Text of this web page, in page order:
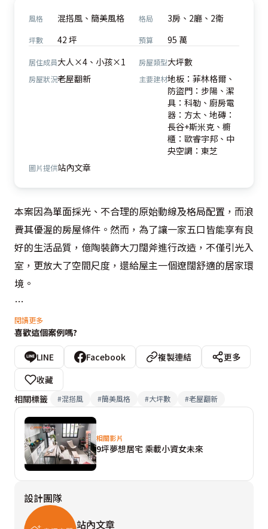
風格 混搭風、簡美風格 格局 3房、2廳、2衛
坪數 42 坪 預算 95 萬
居住成員大人×4、小孩×1 房屋類型大坪數
房屋狀況老屋翻新 主要建材地板：菲林格爾、
防盜門：步陽、潔
具：科勒、廚房電
器：方太、地磚：
長谷+斯米克、櫥
櫃：歐睿宇邦、中
央空調：東芝
圖片提供站內文章
本案因為單面採光、不合理的原始動線及格局配置，而浪
費其優渥的房屋條件。然而，為了讓一家五口皆能享有良
好的生活品質，億陶裝飾大刀闊斧進行改造，不僅引光入
室，更放大了空間尺度，還給屋主一個遼闊舒適的居家環
境。
考量原始空間利用率低，設計師張小娟捨棄原始的雜物
間，藉以放大玄關空間，使入門時不覺壓迫，也順勢使廚
房變得明亮。於格局配置方面，也依著光線流向，將原來
的長輩房與餐廳位置對調，使長輩能夠在更寬闊的臥房
中，感受舒服的光影照拂，而客餐廳間則改為全開放的設
計，使光源能深入居家各處。另外，為了滿足男女主人的
期待，特別配置一座吧台於廚房與餐廳之間，讓男主人能
夠在吧台悠閒品酒，而廚房也保有中西式功能，使女主人
能享受烹飪樂趣。沒有過多華麗裝飾，讓自然光成為主
角，利用簡單的布置及實用的收納規劃，億陶裝飾送給屋
主一家最好住、也最淡雅美麗的居宅。
閱讀更多
喜歡這個案例嗎?
LINE Facebook 複製連結
更多
收藏
相關標籤
#混搭風 #簡美風格 #大坪數 #老屋翻新
相關影片
9坪夢想居宅 乘載小資女未來
設計團隊
站內文章